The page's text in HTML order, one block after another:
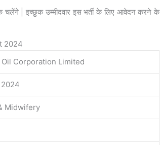
| इच्छुक उम्मीदवार इस भर्ती के लिए आवेदन करने के
2024
Oil Corporation Limited
Midwifery